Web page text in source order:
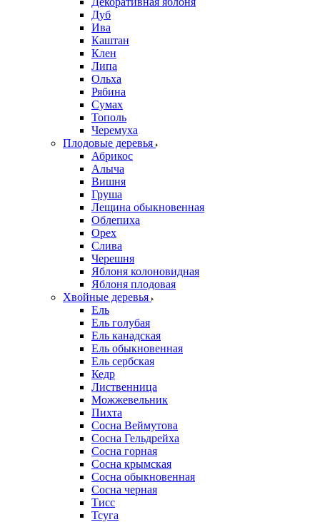
Дуб
Ива
Каштан
Клен
Липа
Ольха
Рябина
Сумах
Тополь
Черемуха
Плодовые деревья
Абрикос
Алыча
Вишня
Груша
Лещина обыкновенная
Облепиха
Орех
Слива
Черешня
Яблоня колоновидная
Яблоня плодовая
Хвойные деревья
Ель
Ель голубая
Ель канадская
Ель обыкновенная
Ель сербская
Кедр
Лиственница
Можжевельник
Пихта
Сосна Веймутова
Сосна Гельдрейха
Сосна горная
Сосна крымская
Сосна обыкновенная
Сосна черная
Тисс
Тсуга